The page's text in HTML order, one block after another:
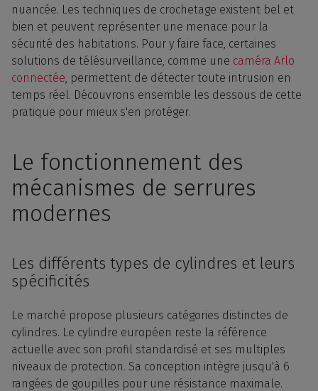
nuancée. Les techniques de crochetage existent bel et
bien et peuvent représenter une menace pour la
sécurité des habitations. Pour y faire face, certaines
solutions de télésurveillance, comme une caméra Arlo
connectée, permettent de détecter toute intrusion en
temps réel. Découvrons ensemble les dessous de cette
pratique pour mieux s'en protéger.
Le fonctionnement des
mécanismes de serrures
modernes
Les différents types de cylindres et leurs
spécificités
Le marché propose plusieurs catégories distinctes de
cylindres. Le cylindre européen reste la référence
actuelle avec son profil standardisé et ses multiples
niveaux de protection. Sa conception intègre jusqu'à 6
rangées de goupilles pour une résistance maximale.